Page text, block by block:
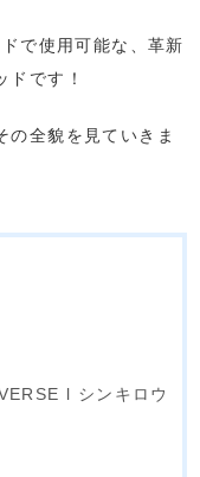
で使用可能な、革新
ドです！
の全貌を見ていきま
l シンキロウ